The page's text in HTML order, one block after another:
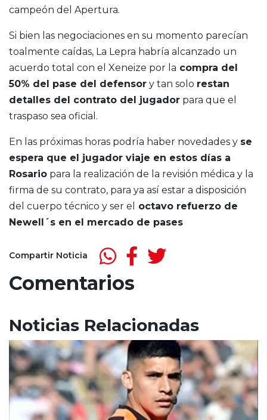
campeón del Apertura.
Si bien las negociaciones en su momento parecían
toalmente caídas, La Lepra habría alcanzado un
acuerdo total con el Xeneize por la compra del
50% del pase del defensor y tan solo restan
detalles del contrato del jugador para que el
traspaso sea oficial.
En las próximas horas podría haber novedades y se
espera que el jugador viaje en estos días a
Rosario para la realización de la revisión médica y la
firma de su contrato, para ya así estar a disposición
del cuerpo técnico y ser el
octavo refuerzo de
Newell´s en el mercado de pases
Compartir Noticia
Comentarios
Noticias Relacionadas